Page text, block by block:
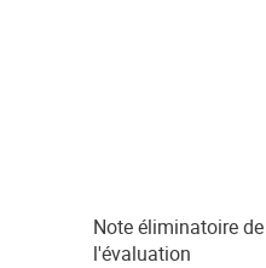
Note éliminatoire de
l'évaluation